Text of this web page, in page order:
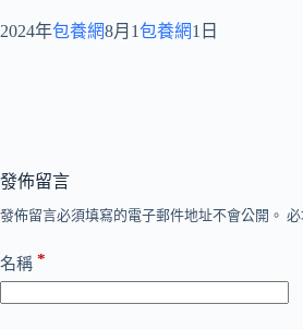
2024年包養網8月1包養網1日
發佈留言
發佈留言必須填寫的電子郵件地址不會公開。
名稱 *